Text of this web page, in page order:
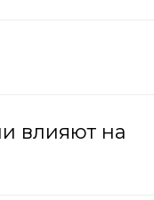
влияют на